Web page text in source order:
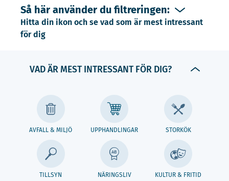
Så här använder du filtreringen:
Hitta din ikon och se vad som är mest intressant
för dig
VAD ÄR MEST INTRESSANT FÖR DIG?
AVFALL & MILJÖ UPPHANDLINGAR STORKÖK
TILLSYN NÄRINGSLIV KULTUR & FRITID